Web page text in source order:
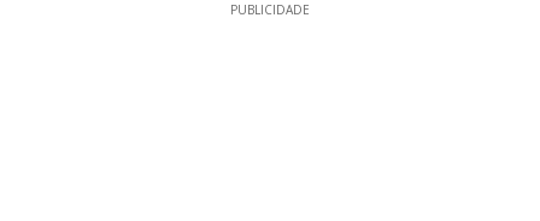
PUBLICIDADE